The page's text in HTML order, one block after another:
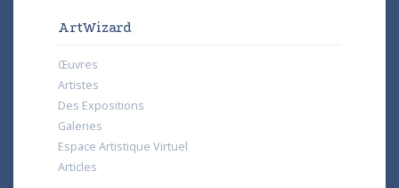
ArtWizard
Œuvres
Artistes
Des Expositions
Galeries
Espace Artistique Virtuel
Articles